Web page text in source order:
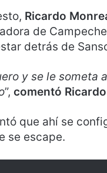
Ricardo
de
detrás de
y se le someta
”, comentó
que ahí se
se escape.